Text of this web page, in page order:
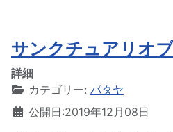
サンクチュアリオ
詳細
カテゴリー: パタヤ
公開日:2019年12月08日